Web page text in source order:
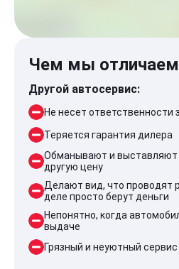
Чем мы
Другой автосервис:
Не несет ответственности
Теряется гарантия дилера
Обманывают и выставляют
другую цену
Делают вид, что проводят
деле просто берут деньги
Непонятно, когда
выдаче
Грязный и неуютный сервис